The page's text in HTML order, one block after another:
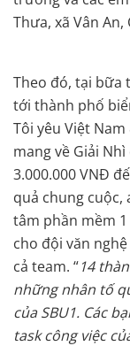
Thưa, xã Vân An,
Theo đó, tại bữa
tới thành phố
Tôi yêu Việt
mang về Giải
3.000.000 VNĐ
quả chung cuộc,
tâm phần mềm
cho đội văn
cả team. “14
những nhân tố
của SBU1. Các
task công việc